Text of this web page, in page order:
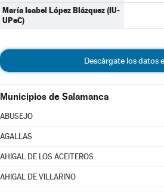
María Isabel López Blázquez (IU-
UPeC)
Descárgate los datos
Municipios de Salamanca
ABUSEJO
AGALLAS
AHIGAL DE LOS ACEITEROS
AHIGAL DE VILLARINO